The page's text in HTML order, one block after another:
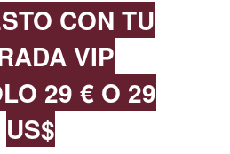
CON TU
VIP
29 € O 29
US$